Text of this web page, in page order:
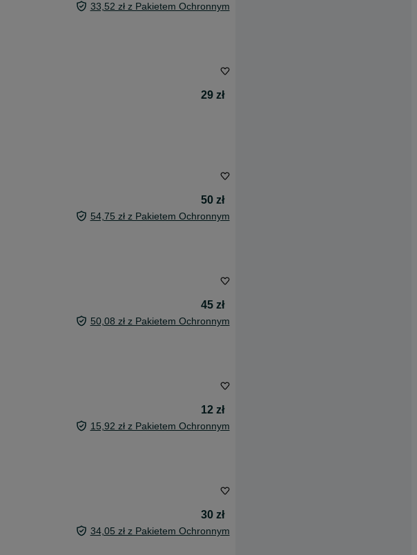
33,52 zł z Pakietem Ochronnym
29 zł
50 zł
54,75 zł z Pakietem Ochronnym
45 zł
50,08 zł z Pakietem Ochronnym
12 zł
15,92 zł z Pakietem Ochronnym
30 zł
34,05 zł z Pakietem Ochronnym